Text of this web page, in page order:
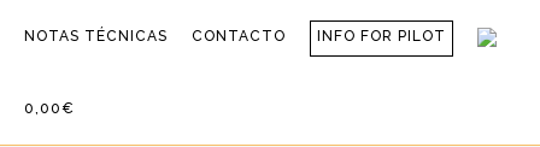
NOTAS TÉCNICAS CONTACTO INFO FOR PILOT
0,00€